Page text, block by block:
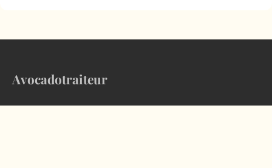
Avocadotraiteur